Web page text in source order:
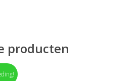
producten